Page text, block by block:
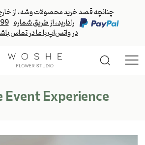
چنانچه قصد خرید محصولات وشه، از خارج
را دارید، از طریق شماره
در واتس‌اپ با ما در تماس
Event Experience